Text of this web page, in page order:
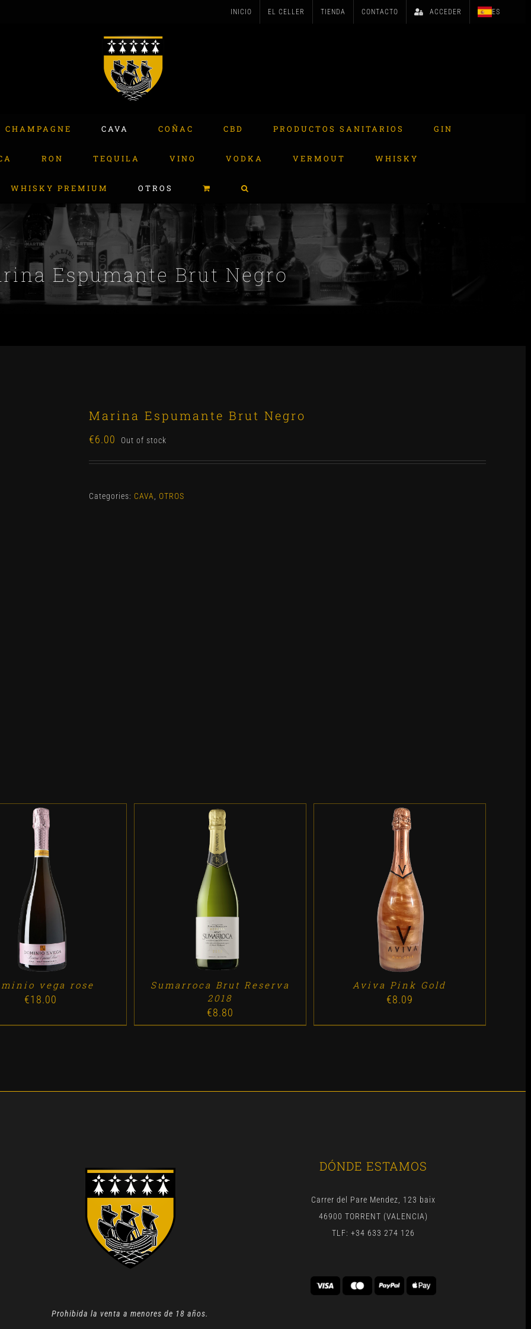
INICIO EL CELLER TIENDA CONTACTO ACCEDER ES
CHAMPAGNE CAVA COÑAC CBD PRODUCTOS SANITARIOS GIN
RON TEQUILA VINO VODKA VERMOUT WHISKY
WHISKY PREMIUM OTROS
Espumante Brut Negro
Marina Espumante Brut Negro
€6.00 Out of stock
Categories: CAVA OTROS
TO CART DETALLES
vega rose
€18.00
ADD TO CART DETALLES
Sumarroca Brut Reserva
2018
€8.80
ADD TO CART / DETALLES
Aviva Pink Gold
€8.09
Prohibida la venta a menores de 18 años.
DÓNDE ESTAMOS
Carrer del Pare Mendez, 123 baix
46900 TORRENT (VALENCIA)
TLF: +34 633 274 126